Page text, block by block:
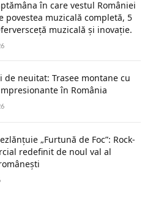
în care vestul României
povestea muzicală completă, 5
muzicală și inovație.
de neuitat: Trasee montane cu
în România
„Furtună de Foc”: Rock-
redefinit de noul val al